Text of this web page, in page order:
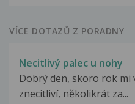
VÍCE DOTAZŮ Z PORADNY
Necitlivý palec u nohy
Dobrý den, skoro rok mi
znecitliví, několikrát za...